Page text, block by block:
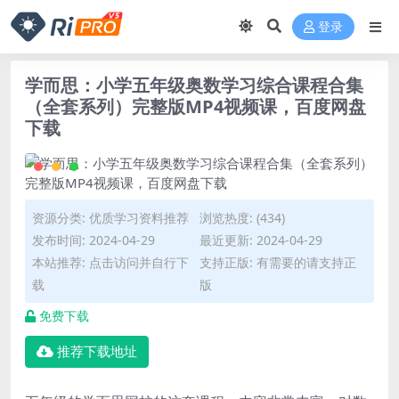
登录
学而思：小学五年级奥数学习综合课程合集
（全套系列）完整版MP4视频课，百度网盘
下载
资源分类: 优质学习资料推荐
浏览热度: (434)
发布时间: 2024-04-29
最近更新: 2024-04-29
本站推荐: 点击访问并自行下
载
支持正版: 有需要的请支持正
版
免费下载
推荐下载地址